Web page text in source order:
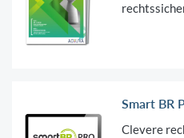
Smart BR
Clevere